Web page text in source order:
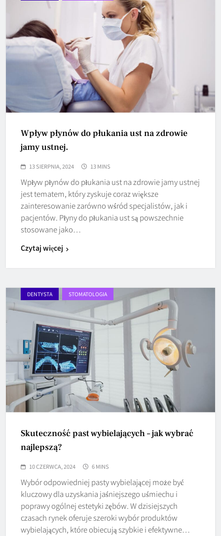
Wpływ płynów do płukania ust na zdrowie
jamy ustnej.
13 SIERPNIA, 2024 13 MINS
Wpływ płynów do płukania ust na zdrowie jamy ustnej
jest tematem, który zyskuje coraz większe
zainteresowanie zarówno wśród specjalistów, jak i
pacjentów. Płyny do płukania ust są powszechnie
stosowane jako…
Czytaj więcej
DENTYSTA STOMATOLOGIA
Skuteczność past wybielających – jak wybrać
najlepszą?
10 CZERWCA, 2024 6 MINS
Wybór odpowiedniej pasty wybielającej może być
kluczowy dla uzyskania jaśniejszego uśmiechu i
poprawy ogólnej estetyki zębów. W dzisiejszych
czasach rynek oferuje szeroki wybór produktów
wybielających, które obiecują szybkie i efektywne…